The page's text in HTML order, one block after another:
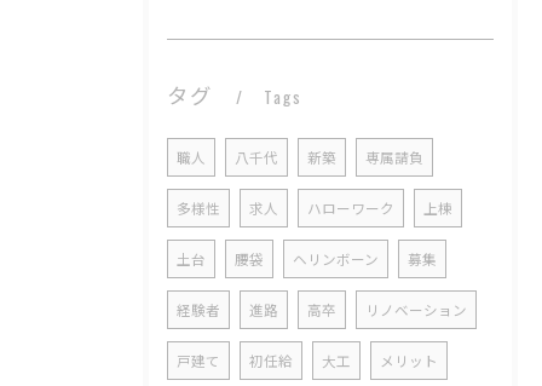
タグ Tags
職人 八千代 新築 専属請負
多様性 求人 ハローワーク 上棟
土台 腰袋 ヘリンボーン 募集
経験者 進路 高卒 リノベーション
戸建て 初任給 大工 メリット